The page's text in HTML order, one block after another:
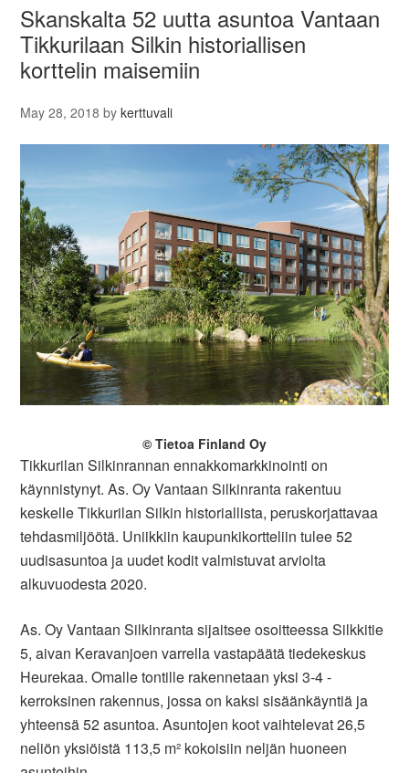
Skanskalta 52 uutta asuntoa Vantaan
Tikkurilaan Silkin historiallisen
korttelin maisemiin
May 28, 2018 bykerttuvali
© Tietoa Finland Oy
Tikkurilan Silkinrannan ennakkomarkkinointi on
käynnistynyt. As. Oy Vantaan Silkinranta rakentuu
keskelle Tikkurilan Silkin historiallista, peruskorjattavaa
tehdasmiljöötä. Uniikkiin kaupunkikortteliin tulee 52
uudisasuntoa ja uudet kodit valmistuvat arviolta
alkuvuodesta 2020.
As. Oy Vantaan Silkinranta sijaitsee osoitteessa Silkkitie
5, aivan Keravanjoen varrella vastapäätä tiedekeskus
Heurekaa. Omalle tontille rakennetaan yksi 3-4 -
kerroksinen rakennus, jossa on kaksi sisäänkäyntiä ja
yhteensä 52 asuntoa. Asuntojen koot vaihtelevat 26,5
neliön yksiöistä 113,5 m² kokoisiin neljän huoneen